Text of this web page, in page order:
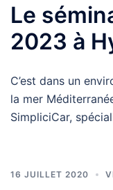
Le
2023 à
C’est dans un
la mer
SimpliciCar,
16 JUILLET 2020